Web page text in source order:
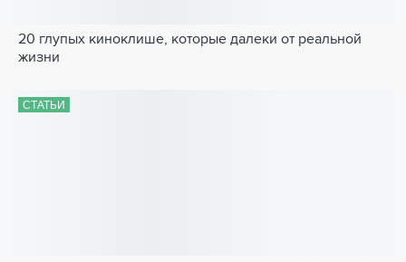
20 глупых киноклише, которые далеки от реальной
жизни
СТАТЬИ